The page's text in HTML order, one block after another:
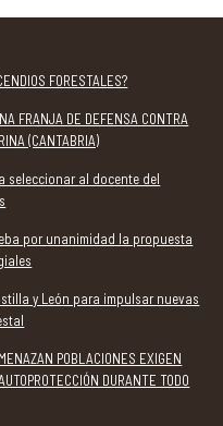
FORESTALES?
FRANJA DE DEFENSA CONTRA
(CANTABRIA)
seleccionar al docente del
por unanimidad la propuesta
y León para impulsar nuevas
POBLACIONES EXIGEN
DURANTE TODO